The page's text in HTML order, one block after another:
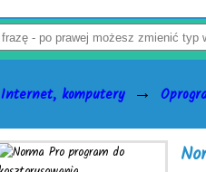
Internet, komputery →